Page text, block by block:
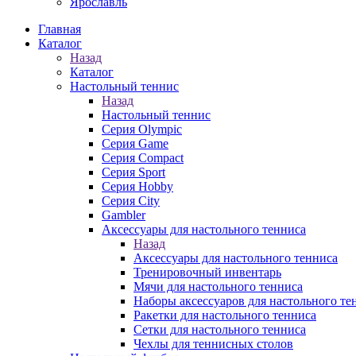
Главная
Каталог
Назад
Каталог
Настольный теннис
Назад
Настольный теннис
Серия Olympic
Серия Game
Серия Compact
Серия Sport
Серия Hobby
Серия City
Gambler
Аксессуары для настольного тенниса
Назад
Аксессуары для настольного тенниса
Тренировочный инвентарь
Мячи для настольного тенниса
Наборы аксессуаров для настольного
Ракетки для настольного тенниса
Сетки для настольного тенниса
Чехлы для теннисных столов